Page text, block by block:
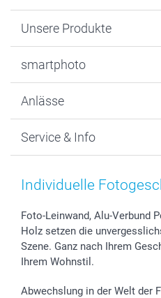
Unsere Produkte
Fotogeschenke
MyNameBook
Fotoabzüge, Fotos als Buch &
Zubehör & Material
Foto-Kalender & Agenden
Sticker & Etiketten
Geschenk-Gutscheine (PDF)
smartphoto
Warum smartphoto
Datenschutz
AGB
Presse
Partnerprogramme
Investor Relations
B2B smartbusiness
Widerrufsrecht
Anlässe
Neujahr
Muttertag
Kommunion & Konfirmation
Hochzeit
Geburtstag
Geburt
Zu allen Anlässen
Service & Info
Preise und Versandkosten
48h Lieferung
Zahlungsmöglichkeiten
Anmelden /Registrieren
Sitemap
Status der Bestellung
Individuelle
Foto-Leinwand, Alu-Verbund
Holz setzen die
Szene. Ganz nach Ihrem
Ihrem Wohnstil.
Abwechslung in der Welt der